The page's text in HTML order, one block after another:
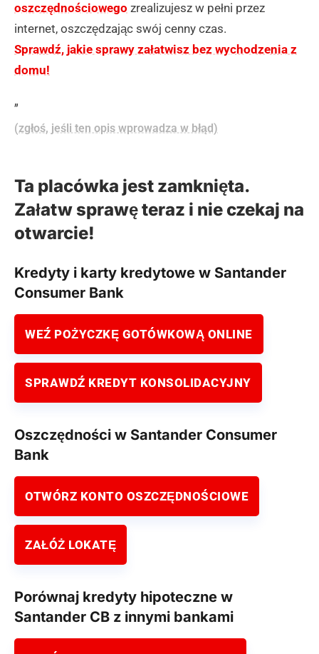
oszczędnościowego zrealizujesz w pełni przez
internet, oszczędzając swój cenny czas.
Sprawdź, jakie sprawy załatwisz bez wychodzenia z
domu!
„
(zgłoś, jeśli ten opis wprowadza w błąd)
Ta placówka jest zamknięta.
Załatw sprawę teraz i nie czekaj na
otwarcie!
Kredyty i karty kredytowe w Santander
Consumer Bank
WEŹ POŻYCZKĘ GOTÓWKOWĄ ONLINE
SPRAWDŹ KREDYT KONSOLIDACYJNY
Oszczędności w Santander Consumer
Bank
OTWÓRZ KONTO OSZCZĘDNOŚCIOWE
ZAŁÓŻ LOKATĘ
Porównaj kredyty hipoteczne w
Santander CB z innymi bankami